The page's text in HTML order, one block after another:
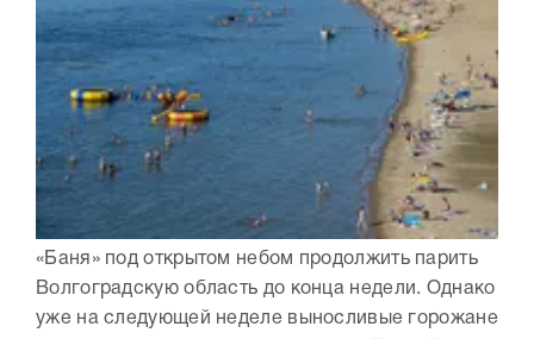
«Баня» под открытом небом продолжить парить
Волгоградскую область до конца недели. Однако
уже на следующей неделе выносливые горожане